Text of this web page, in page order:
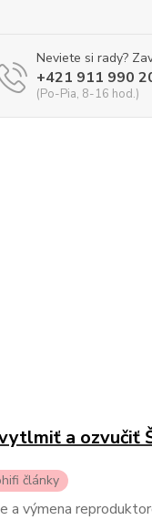
Neviete si rady?
+421 911 990
(Po-Pia, 8-16 hod.)
a ozvučiť
články
a výmena